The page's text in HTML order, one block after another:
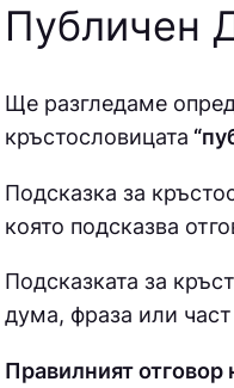
Публичен
Ще разгледаме
кръстословицата
Подсказка за
която подсказва
Подсказката за
дума, фраза или
Правилният отговор